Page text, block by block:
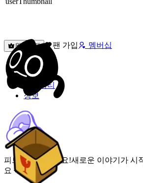
원픽선택 팬 가입 멤버십
밐타운
피드
커뮤니티
정보
피드가 비어있어요!새로운 이야기가 시
요 🌟